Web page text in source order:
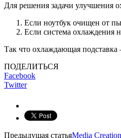
Для решения задачи улучшения
Если ноутбук очищен от
Если система охлаждения
Так что охлаждающая подставка
ПОДЕЛИТЬСЯ
Facebook
Twitter
Предыдущая статьяMedia